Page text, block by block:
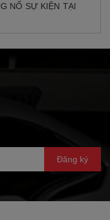
NỔ SỰ KIỆN TẠI
Đăng ký